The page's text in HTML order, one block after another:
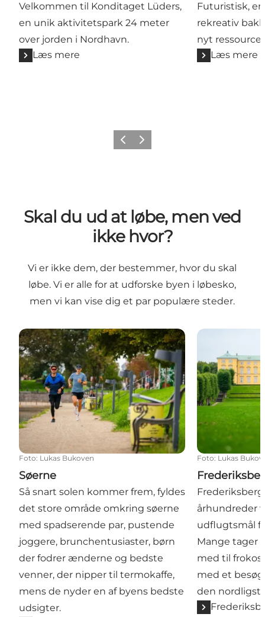
Velkommen til Konditaget Lüders,
en unik aktivitetspark 24 meter
over jorden i Nordhavn.
Læs mere
Futuristisk,
rekreativ
nyt
Læs mere
ForrigeNæste
Skal du ud at løbe, men ved
ikke hvor?
Vi er ikke dem, der bestemmer, hvor du skal
løbe. Vi er alle for at udforske byen i løbesko,
men vi kan vise dig et par populære steder.
Søerne
Foto: Lukas Bukoven
Søerne
Så snart solen kommer frem, fyldes
det store område omkring søerne
med spadserende par, pustende
joggere, brunchentusiaster, børn
der fodrer ænderne og bedste
venner, der nipper til termokaffe,
mens de nyder en af byens bedste
udsigter.
Frederiksberg
Foto: Lukas
århundreder
udflugtsmål
Mange tager
med til
med et
den